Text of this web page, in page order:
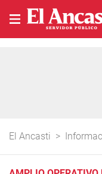
El Ancasti >